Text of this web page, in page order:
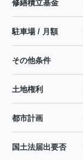
修繕積立基金
駐車場 / 月額
その他条件
土地権利
都市計画
国土法届出要否